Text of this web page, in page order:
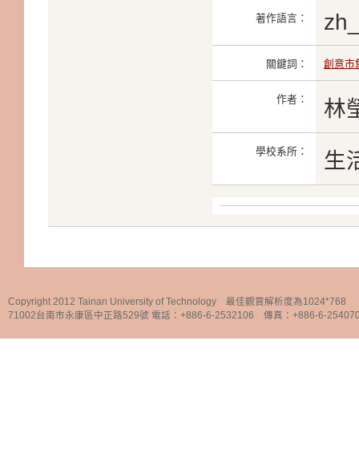
著作語言：
關鍵詞： 創意市
作者： 林
學校系所： 生
Copyright 2012 Tainan University of Technology 最佳觀賞解析度為1024*768
71002台南市永康區中正路529號 電話：+886-6-2532106 傳真：+886-6-